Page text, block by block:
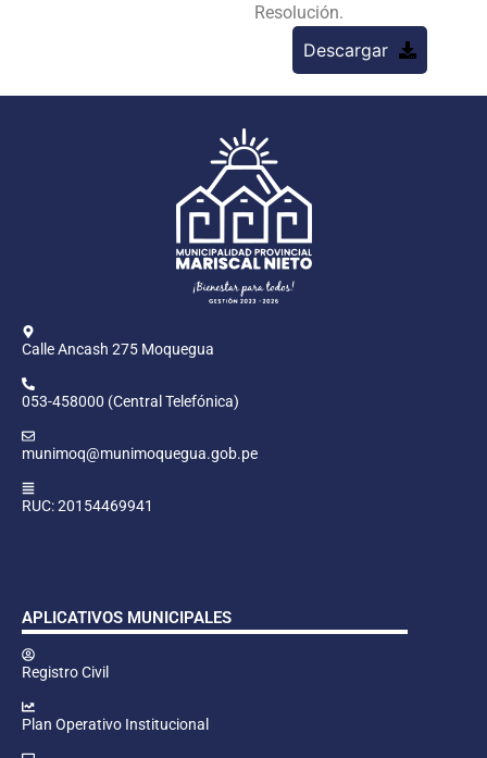
Resolución.
Descargar
Calle Ancash 275 Moquegua
053-458000 (Central Telefónica)
munimoq@munimoquegua.gob.pe
RUC: 20154469941
APLICATIVOS MUNICIPALES
Registro Civil
Plan Operativo Institucional